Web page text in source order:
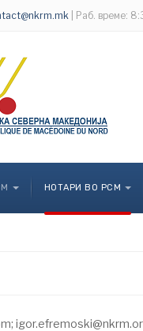
| Раб. време:
НОТАРИ ВО РСМ